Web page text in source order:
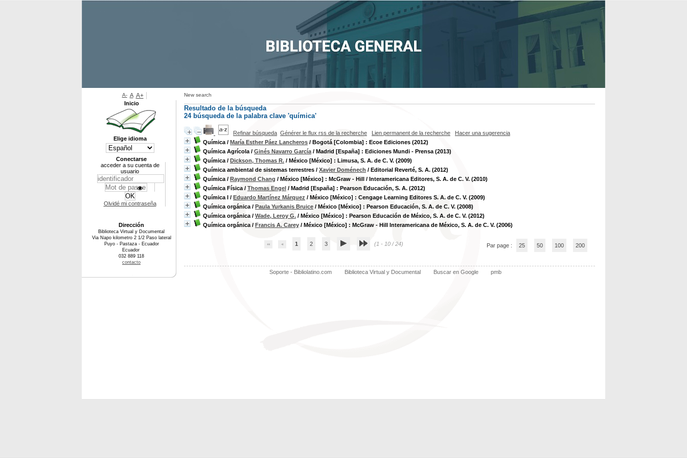
New search
Resultado de la búsqueda
24búsqueda de la palabra clave 'química'
Refinar búsqueda Générer le flux rss de la recherche Lien permanent de la recherche
Hacer una sugerencia
Química / María Esther Páez Lancheros / Bogotá [Colombia] : Ecoe Ediciones (2012)
Química Agrícola / Ginés Navarro García / Madrid [España] : Ediciones Mundi - Prensa (2013)
Química / Dickson, Thomas R. / México [México] : Limusa, S. A. de C. V. (2009)
Química ambiental de sistemas terrestres / Xavier Doménech / Editorial Reverté, S. A. (2012)
Química / Raymond Chang / México [México] : McGraw - Hill / Interamericana Editores, S. A. de C. V. (2010)
Química Física / Thomas Engel / Madrid [España] : Pearson Educación, S. A. (2012)
Química I / Eduardo Martínez Márquez / México [México] : Cengage Learning Editores S. A. de C. V. (2009)
Química orgánica / Paula Yurkanis Bruice / México [México] : Pearson Educación, S. A. de C. V. (2008)
Química orgánica / Wade, Leroy G. / México [México] : Pearson Educación de México, S. A. de C. V. (2012)
Química orgánica / Francis A. Carey / México [México] : McGraw - Hill Interamericana de México, S. A. de C. V. (2006)
1 2 3 (1 - 10 / 24) Par page : 25 50 100 200
Soporte - Bibliolatino.com Biblioteca Virtual y Documental Buscar en Google pmb
A- A A+
Inicio
Elige idioma
Conectarse
acceder a su cuenta de
usuario
Olvidé mi contraseña
Dirección
Biblioteca Virtual y Documental
Via Napo kilometro 2 1/2 Paso lateral
Puyo - Pastaza - Ecuador
Ecuador
032 889 118
contacto